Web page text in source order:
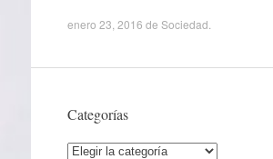
enero 23, 2016 de Sociedad
Categorías
Categorías